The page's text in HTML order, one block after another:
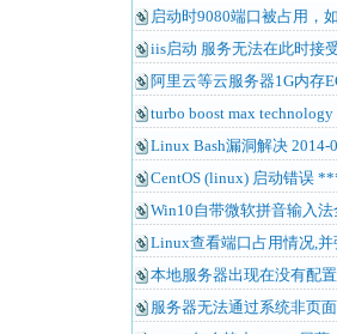
启动时9080端口被占用，
iis启动 服务无法在此时接
阿里云等云服务器1G内存
turbo boost max
Linux Bash漏洞解决 2014-
CentOS (linux) 启动错误
Win10自带微软拼音输入
Linux查看端口占用情况,
本地服务器出现在没有配
服务器无法通过系统非页